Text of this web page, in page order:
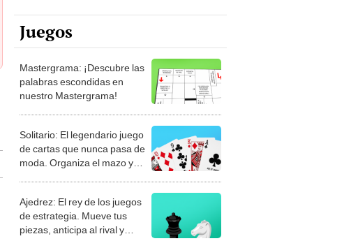
Juegos
Mastergrama: ¡Descubre las
palabras escondidas en
nuestro Mastergrama!
Solitario: El legendario juego
de cartas que nunca pasa de
moda. Organiza el mazo y
Ajedrez: El rey de los juegos
de estrategia. Mueve tus
piezas, anticipa al rival y